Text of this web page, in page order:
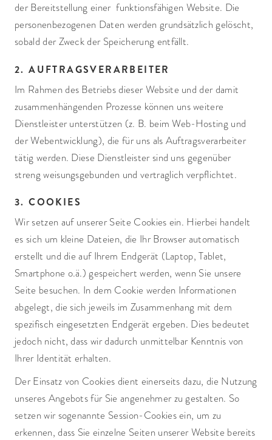
der Bereitstellung einer funktionsfähigen Website. Die
personenbezogenen Daten werden grundsätzlich gelöscht,
sobald der Zweck der Speicherung entfällt.
2. AUFTRAGSVERARBEITER
Im Rahmen des Betriebs dieser Website und der damit
zusammenhängenden Prozesse können uns weitere
Dienstleister unterstützen (z. B. beim Web-Hosting und
der Webentwicklung), die für uns als Auftragsverarbeiter
tätig werden. Diese Dienstleister sind uns gegenüber
streng weisungsgebunden und vertraglich verpflichtet.
3. COOKIES
Wir setzen auf unserer Seite Cookies ein. Hierbei handelt
es sich um kleine Dateien, die Ihr Browser automatisch
erstellt und die auf Ihrem Endgerät (Laptop, Tablet,
Smartphone o.ä.) gespeichert werden, wenn Sie unsere
Seite besuchen. In dem Cookie werden Informationen
abgelegt, die sich jeweils im Zusammenhang mit dem
spezifisch eingesetzten Endgerät ergeben. Dies bedeutet
jedoch nicht, dass wir dadurch unmittelbar Kenntnis von
Ihrer Identität erhalten.
Der Einsatz von Cookies dient einerseits dazu, die Nutzung
unseres Angebots für Sie angenehmer zu gestalten. So
setzen wir sogenannte Session-Cookies ein, um zu
erkennen, dass Sie einzelne Seiten unserer Website bereits